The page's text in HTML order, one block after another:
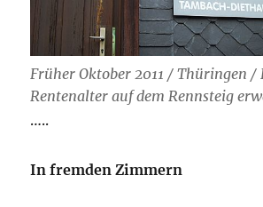
Früher Oktober 2011 / Thüringen
Rentenalter auf dem Rennsteig
…..
In fremden Zimmern